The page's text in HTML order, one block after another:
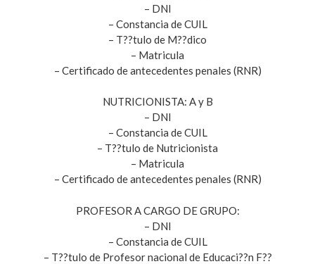
– DNI
– Constancia de CUIL
– T??tulo de M??dico
– Matricula
– Certificado de antecedentes penales (RNR)
NUTRICIONISTA: A y B
– DNI
– Constancia de CUIL
– T??tulo de Nutricionista
– Matricula
– Certificado de antecedentes penales (RNR)
PROFESOR A CARGO DE GRUPO:
– DNI
– Constancia de CUIL
– T??tulo de Profesor nacional de Educaci??n F??